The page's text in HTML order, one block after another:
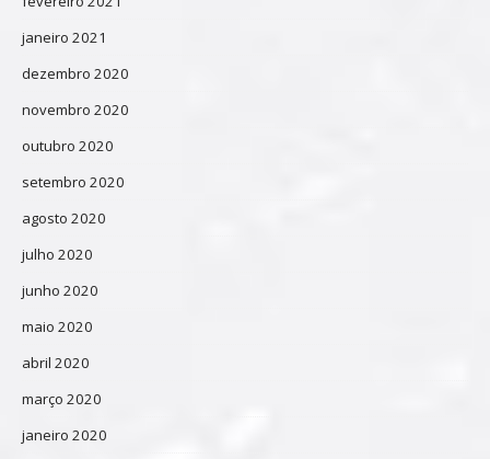
janeiro 2021
dezembro 2020
novembro 2020
outubro 2020
setembro 2020
agosto 2020
julho 2020
junho 2020
maio 2020
abril 2020
março 2020
janeiro 2020